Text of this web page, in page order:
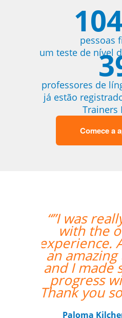
pessoas
um teste de nível
professores de
já estão
Trainers
Comece a
“”O fato do
um
ajudou nas
das
Gilvana
Curso de